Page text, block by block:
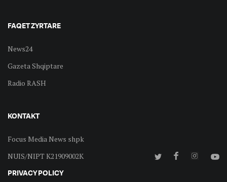
FAQET ZYRTARE
News24
Gazeta Shqiptare
Radio RASH
KONTAKT
Focus Media News shpk
NUIS/NIPT K21909002K
PRIVACY POLICY